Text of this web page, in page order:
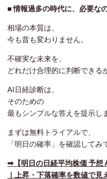
■ 情報過多の時代に、必要な
相場の本質は、
今も昔も変わりません。
不確実な未来を、
どれだけ合理的に判断できる
AI日経診断は、
そのための
最もシンプルな答えを提示し
まずは無料トライアルで、
「明日の確率」を確認してみ
➡【明日の日経平均株価 予想
｜上昇・下落確率を数値で見